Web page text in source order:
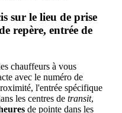
sur le lieu de prise
repère, entrée de
chauffeurs à vous
avec le numéro de
l'entrée spécifique
les centres de transit,
de pointe dans les